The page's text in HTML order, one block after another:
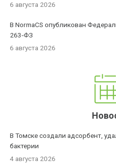
6 августа 2026
В NormaCS опубликован
263-ФЗ
6 августа 2026
В Томске создали адсорбент,
бактерии
4 августа 2026